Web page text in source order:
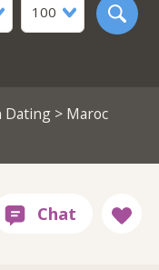
100
Dating> Maroc